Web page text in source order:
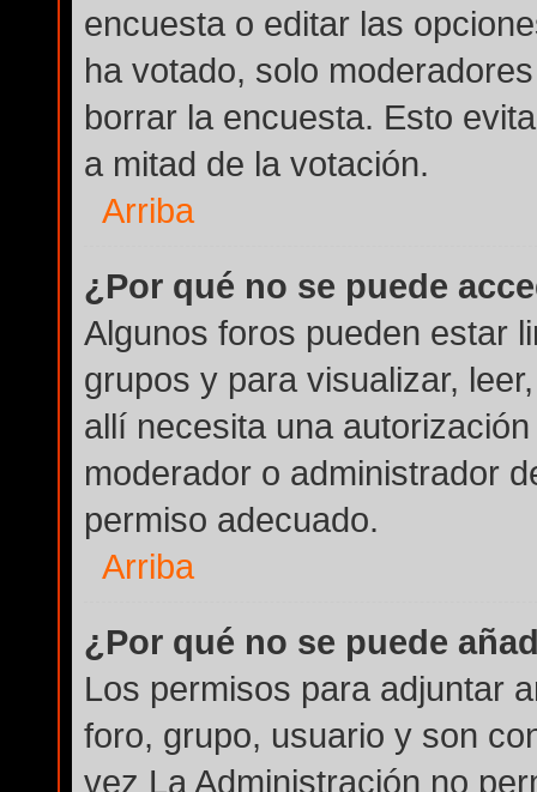
encuesta o editar las
ha votado, solo
borrar la encuesta. Esto
a mitad de la votación.
Arriba
¿Por qué no se puede
Algunos foros pueden estar
grupos y para visualizar,
allí necesita una
moderador o administrador
permiso adecuado.
Arriba
¿Por qué no se puede
Los permisos para adjuntar
foro, grupo, usuario y son
vez La Administración no